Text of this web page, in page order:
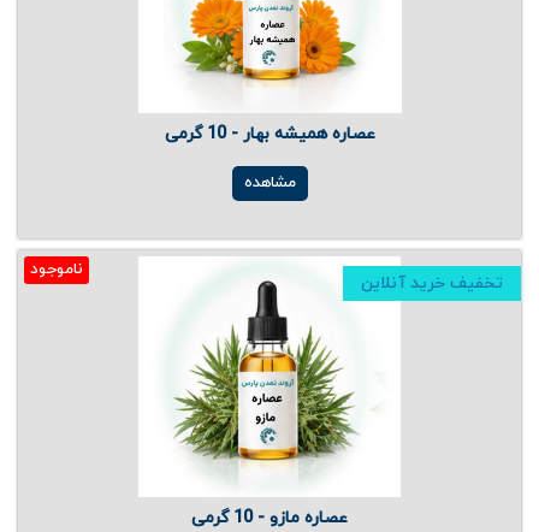
عصاره همیشه بهار - 10 گرمی
مشاهده
ناموجود
تخفیف خرید آنلاین
عصاره مازو - 10 گرمی